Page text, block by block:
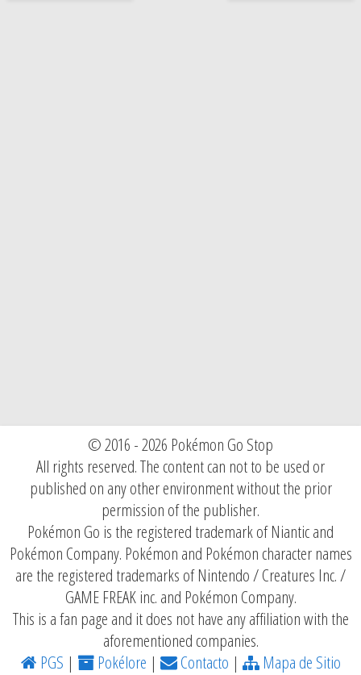
© 2016 - 2026 Pokémon Go Stop
All rights reserved. The content can not to be used or
published on any other environment without the prior
permission of the publisher.
Pokémon Go is the registered trademark of Niantic and
Pokémon Company. Pokémon and Pokémon character names
are the registered trademarks of Nintendo / Creatures Inc. /
GAME FREAK inc. and Pokémon Company.
This is a fan page and it does not have any affiliation with the
aforementioned companies.
PGS | Pokélore | Contacto | Mapa de Sitio